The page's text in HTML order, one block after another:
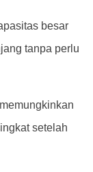
besar
tanpa perlu
setelah